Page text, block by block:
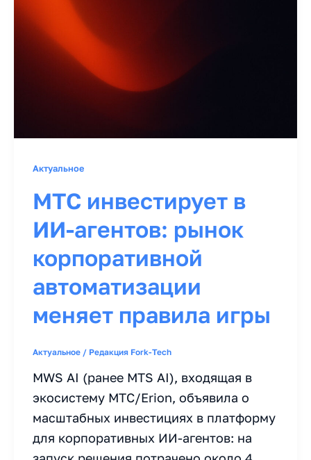
Актуальное
МТС инвестирует в
ИИ-агентов: рынок
корпоративной
автоматизации
меняет правила игры
Актуальное / Редакция Fork-Tech
MWS AI (ранее MTS AI), входящая в
экосистему МТС/Erion, объявила о
масштабных инвестициях в платформу
для корпоративных ИИ-агентов: на